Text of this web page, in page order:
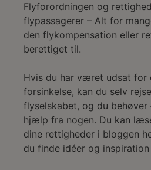
Flyforordningen og
flypassagerer – Alt for
den flykompensation eller
berettiget til.
Hvis du har været udsat for
forsinkelse, kan du selv
flyselskabet, og du
hjælp fra nogen. Du kan
dine rettigheder i bloggen
du finde idéer og